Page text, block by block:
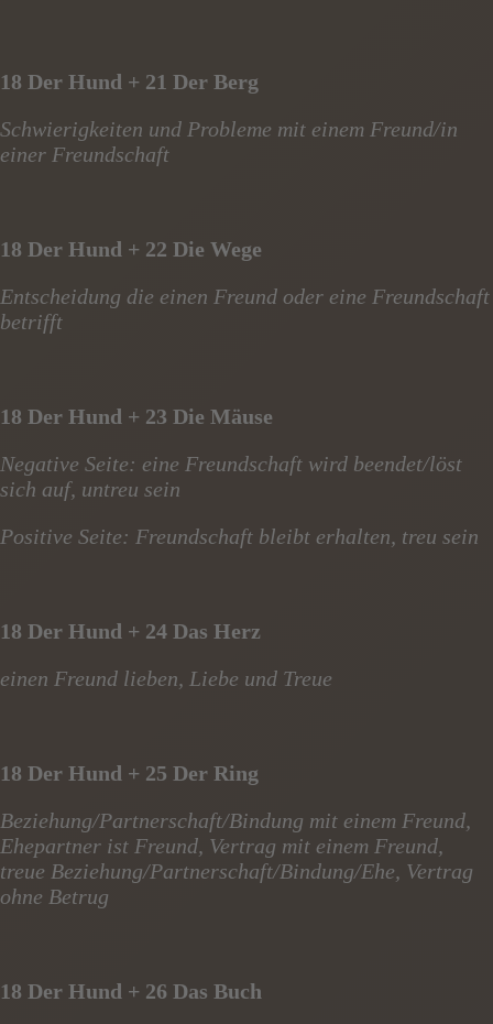
18 Der Hund + 21 Der Berg
Schwierigkeiten und Probleme mit einem Freund/in
einer Freundschaft
18 Der Hund + 22 Die Wege
Entscheidung die einen Freund oder eine Freundschaft
betrifft
18 Der Hund + 23 Die Mäuse
Negative Seite: eine Freundschaft wird beendet/löst
sich auf, untreu sein
Positive Seite: Freundschaft bleibt erhalten, treu sein
18 Der Hund + 24 Das Herz
einen Freund lieben, Liebe und Treue
18 Der Hund + 25 Der Ring
Beziehung/Partnerschaft/Bindung mit einem Freund,
Ehepartner ist Freund, Vertrag mit einem Freund,
treue Beziehung/Partnerschaft/Bindung/Ehe, Vertrag
ohne Betrug
18 Der Hund + 26 Das Buch